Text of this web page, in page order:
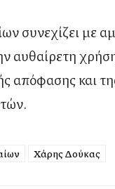
συνεχίζει με
αυθαίρετη
απόφασης και
Χάρης Δούκας